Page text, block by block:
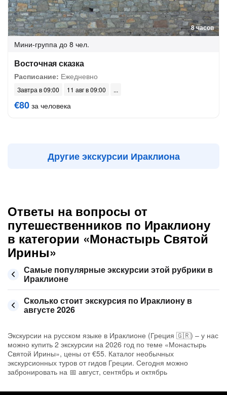
8 часов
Мини-группа до 8 чел.
Восточная сказка
Расписание: Ежедневно
Завтра в 09:00 11 авг в 09:00
€80 за человека
Другие экскурсии Ираклиона
Ответы на вопросы от
путешественников по Ираклиону
в категории «Монастырь Святой
Ирины»
Самые популярные экскурсии этой рубрики в
Ираклионе
Сколько стоит экскурсия по Ираклиону в
августе 2026
Экскурсии на русском языке в Ираклионе (Греция 🇬🇷) – у нас
можно купить 2 экскурсии на 2026 год по теме «Монастырь
Святой Ирины», цены от €55. Каталог необычных
экскурсионных туров от гидов Греции. Сегодня можно
забронировать на 📅 август, сентябрь и октябрь